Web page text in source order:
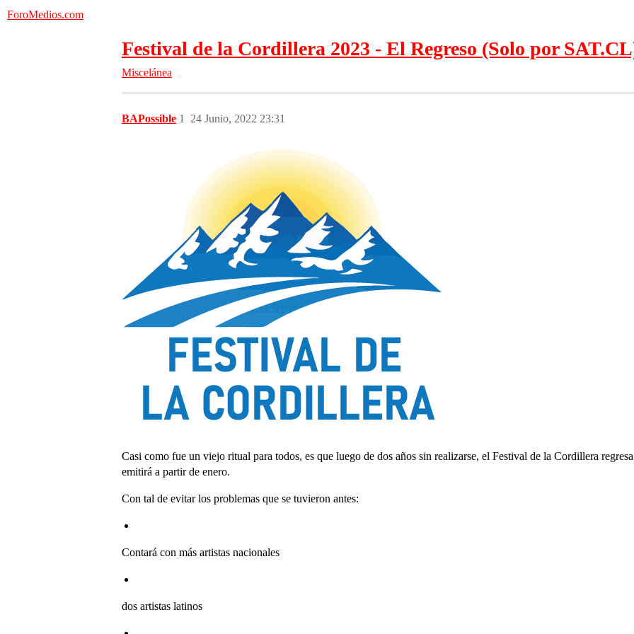
ForoMedios.com
Festival de la Cordillera 2023 - El Regreso (Solo por
Miscelánea
BAPossible 24 Junio, 2022 23:31
1
Casi como fue un viejo ritual para todos, es que luego de dos años sin realizarse, el Festival de la Cordillera
emitirá a partir de enero.
Con tal de evitar los problemas que se tuvieron antes:
Contará con más artistas nacionales
dos artistas latinos